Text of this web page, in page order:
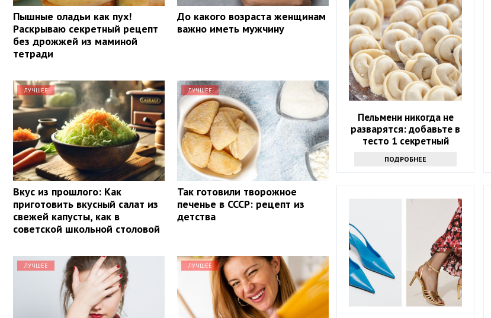
Пышные оладьи как пух!
Раскрываю секретный рецепт
без дрожжей из маминой
тетради
До какого возраста женщинам
важно иметь мужчину
ЛУЧШЕЕ
Вкус из прошлого: Как
приготовить вкусный салат из
свежей капусты, как в
советской школьной столовой
ЛУЧШЕЕ
Так готовили творожное
печенье в СССР: рецепт из
детства
ЛУЧШЕЕ ЛУЧШЕЕ
Пельмени никогда не
разварятся: добавьте в
тесто 1 секретный
тонкие
ПОДРОБНЕЕ